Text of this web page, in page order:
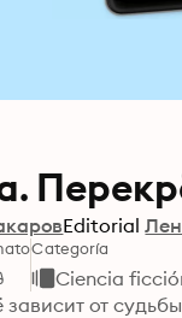
Editorial
Categoría
Ciencia
от